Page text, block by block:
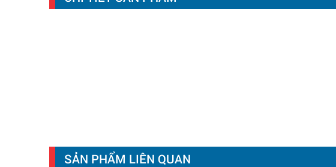
SẢN PHẨM LIÊN QUAN